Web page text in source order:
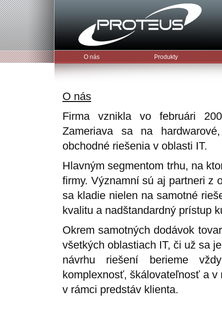
O nás Produkty
O nás
Firma vznikla vo februári
Zameriava sa na
obchodné riešenia v oblasti IT.
Hlavným segmentom trhu, na
firmy. Významní sú aj partneri z
sa kladie nielen na samotné
kvalitu a nadštandardný prístup
Okrem samotných dodávok
všetkých oblastiach IT, či už sa
návrhu riešení berieme
komplexnosť, škálovateľnosť a
v rámci predstáv klienta.